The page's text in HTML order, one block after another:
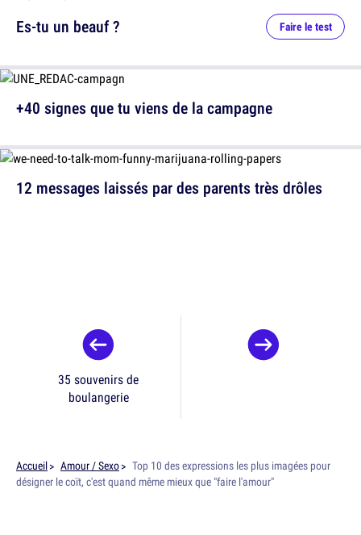
12 messages laissés par des parents très drôles
Es-tu un beauf ? Faire le test
+40 signes que tu viens de la campagne
35 souvenirs de
boulangerie
Accueil Amour / Sexo
Top 10 des expressions les plus imagées pour
désigner le coït, c'est quand même mieux que "faire l'amour"